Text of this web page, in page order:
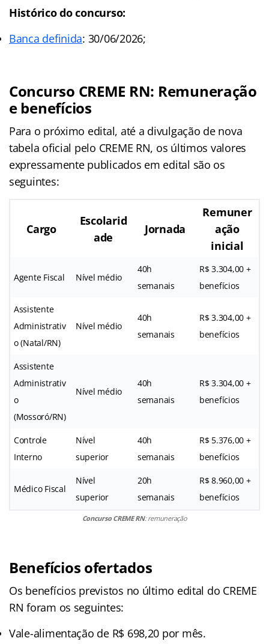
Histórico do concurso:
Banca definida: 30/06/2026;
Concurso CREME RN: Remuneração
e benefícios
Para o próximo edital, até a divulgação de nova
tabela oficial pelo CREME RN, os últimos valores
expressamente publicados em edital são os
seguintes:
Cargo
Escolarid
ade
Jornada
Remuner
ação
inicial
Agente Fiscal Nível médio
40h
semanais
R$ 3.304,00 +
benefícios
Assistente
Administrativ
o (Natal/RN)
Nível médio
40h
semanais
R$ 3.304,00 +
benefícios
Assistente
Administrativ
o
(Mossoró/RN)
Nível médio
40h
semanais
R$ 3.304,00 +
benefícios
Controle
Interno
Nível
superior
40h
semanais
R$ 5.376,00 +
benefícios
Médico Fiscal
Nível
superior
20h
semanais
R$ 8.960,00 +
benefícios
Concurso CREME RN: remuneração
Benefícios ofertados
Os benefícios previstos no último edital do CREME
RN foram os seguintes:
Vale-alimentação de R$ 698,20 por mês.